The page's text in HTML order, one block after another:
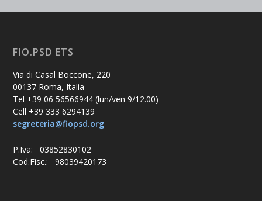
FIO.PSD ETS
Via di Casal Boccone, 220
00137 Roma, Italia
Tel +39 06 56566944 (lun/ven 9/12.00)
Cell +39 333 6294139
segreteria@fiopsd.org
P.Iva: 03852830102
Cod.Fisc.: 98039420173